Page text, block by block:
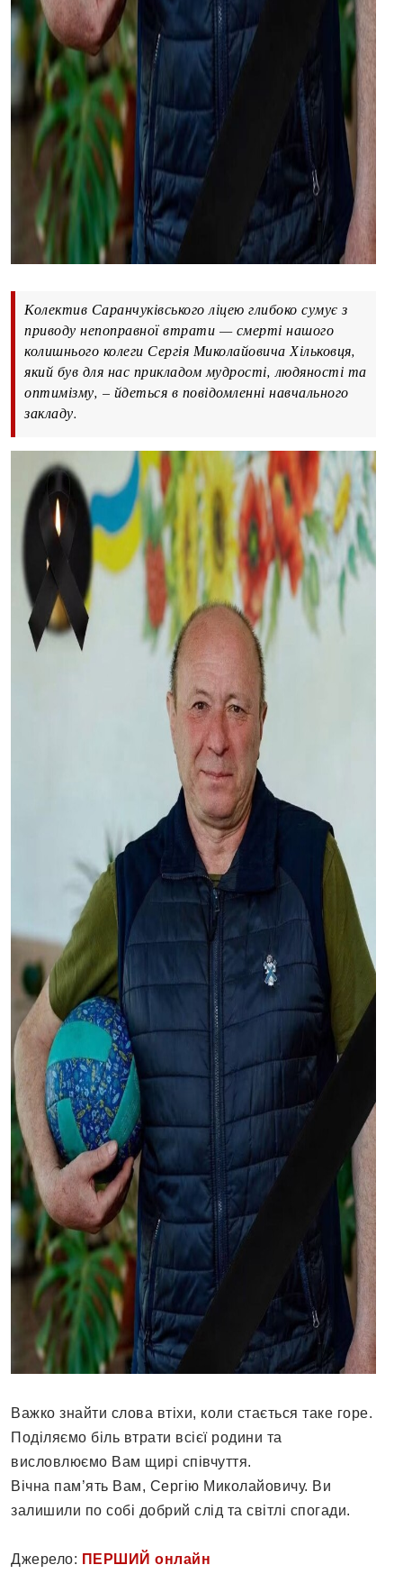
Колектив Саранчуківського ліцею глибоко сумує з
приводу непоправної втрати — смерті нашого
колишнього колеги Сергія Миколайовича Хільковця,
який був для нас прикладом мудрості, людяності та
оптимізму, – йдеться в повідомленні навчального
закладу.
Важко знайти слова втіхи, коли стається таке горе.
Поділяємо біль втрати всієї родини та
висловлюємо Вам щирі співчуття.
Вічна пам’ять Вам, Сергію Миколайовичу. Ви
залишили по собі добрий слід та світлі спогади.
Джерело: ПЕРШИЙ онлайн